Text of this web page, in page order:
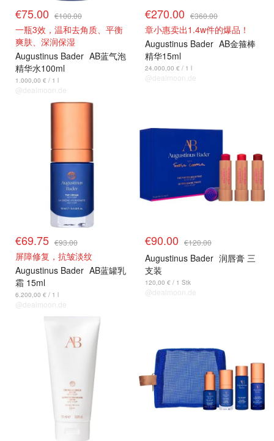
€75.00 €100.00
一瓶3效，温和去角质、平衡
爽肤、深润保湿
Augustinus Bader AB蓝气泡
精华水100ml
1.000,00 € / 1 l
@dealmoon.de
€270.00 €360.00
章小惠卖出1.4w件的爆品！
Augustinus Bader AB金箍棒
精华15ml
24.000,00 € / 1 l
@dealmoon.de
€69.75 €93.00
屏障修复，抗皱淡纹
Augustinus Bader AB蓝罐乳
霜 15ml
6.200,00 € / 1 l
@dealmoon.de
€90.00 €120.00
Augustinus Bader 润唇膏 三
支装
120,00 € / 1 Stk
@dealmoon.de